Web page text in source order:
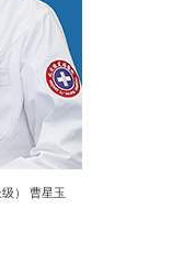
） 曹星玉